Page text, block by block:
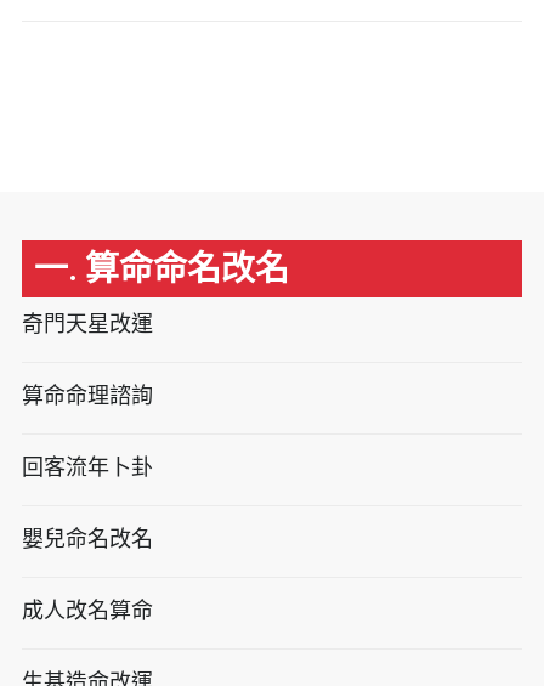
一. 算命命名改名
奇門天星改運
算命命理諮詢
回客流年卜卦
嬰兒命名改名
成人改名算命